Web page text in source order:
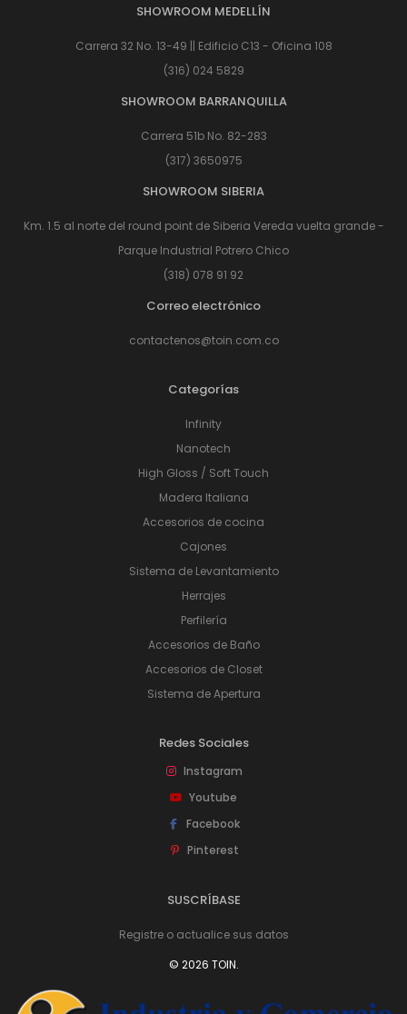
SHOWROOM MEDELLÍN
Carrera 32 No. 13-49 || Edificio C13 - Oficina 108
(316) 024 5829
SHOWROOM BARRANQUILLA
Carrera 51b No. 82-283
(317) 3650975
SHOWROOM SIBERIA
Km. 1.5 al norte del round point de Siberia Vereda vuelta grande -
Parque Industrial Potrero Chico
(318) 078 91 92
Correo electrónico
contactenos@toin.com.co
Categorías
Infinity
Nanotech
High Gloss / Soft Touch
Madera Italiana
Accesorios de cocina
Cajones
Sistema de Levantamiento
Herrajes
Perfilería
Accesorios de Baño
Accesorios de Closet
Sistema de Apertura
Redes Sociales
Instagram
Youtube
Facebook
Pinterest
SUSCRÍBASE
Registre o actualice sus datos
© 2026 TOIN.